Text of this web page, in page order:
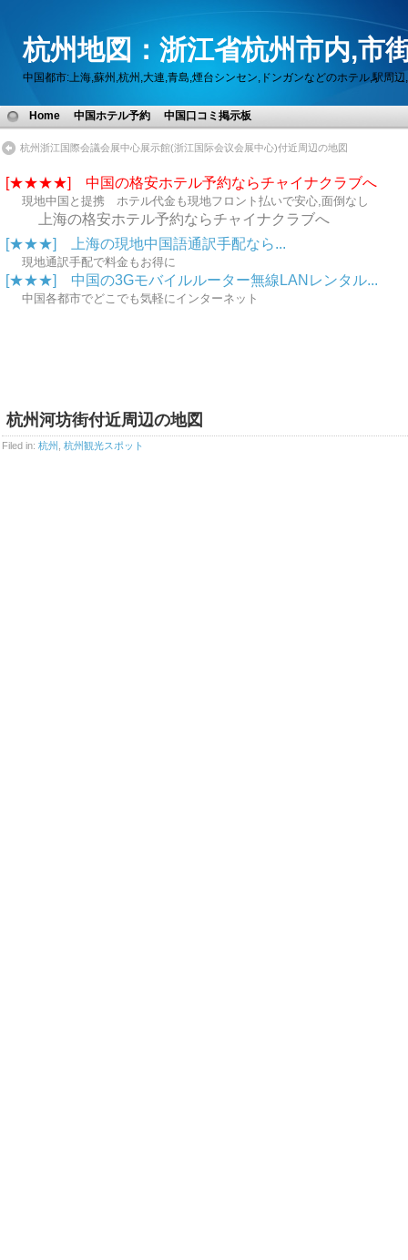
杭州地図：浙江省杭州市内,市
中国都市:上海,蘇州,杭州,大連,青島,煙台シンセン,ドンガンなどのホテル,駅周
Home 中国ホテル予約 中国口コミ掲示板
杭州浙江国際会議会展中心展示館(浙江国际会议会展中心)付近周辺の地図
[★★★★] 中国の格安ホテル予約ならチャイナクラブへ
現地中国と提携 ホテル代金も現地フロント払いで安心,面倒なし
上海の格安ホテル予約ならチャイナクラブへ
[★★★] 上海の現地中国語通訳手配なら...
現地通訳手配で料金もお得に
[★★★] 中国の3Gモバイルルーター無線LANレンタル...
中国各都市でどこでも気軽にインターネット
杭州河坊街付近周辺の地図
Filed in: 杭州 杭州観光スポット